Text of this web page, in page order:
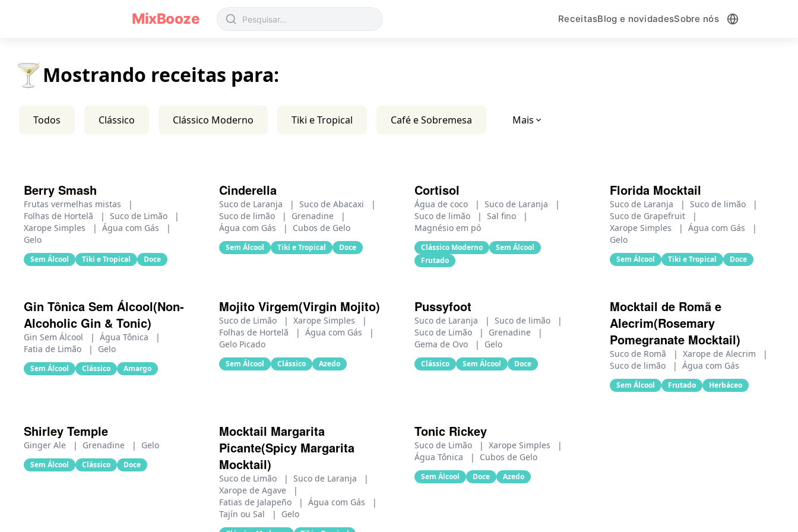
MixBooze ReceitasBlog e novidadesSobre nós
🍸Mostrando receitas para:
Todos Clássico Clássico Moderno Tiki e Tropical Café e Sobremesa Mais
Berry Smash
Frutas vermelhas mistas
|
Folhas de Hortelã
| Suco de Limão
|
Xarope Simples
| Água com Gás
|
Gelo
Sem Álcool Tiki e Tropical Doce
Cinderella
Suco de Laranja | Suco de Abacaxi
|
Suco de limão
| Grenadine
|
Água com Gás
| Cubos de Gelo
Sem Álcool Tiki e Tropical Doce
Cortisol
Água de coco | Suco de Laranja
|
Suco de limão
| Sal fino
|
Magnésio em pó
Clássico Moderno
Sem Álcool
Frutado
Florida Mocktail
Suco de Laranja | Suco de limão
|
Suco de Grapefruit
|
Xarope Simples
| Água com Gás
|
Gelo
Sem Álcool Tiki e Tropical Doce
Gin Tônica Sem Álcool(Non-
Alcoholic Gin & Tonic)
Gin Sem Álcool | Água Tônica
|
Fatia de Limão
| Gelo
Sem Álcool Clássico Amargo
Mojito Virgem(Virgin Mojito)
Suco de Limão | Xarope Simples
|
Folhas de Hortelã
| Água com Gás
|
Gelo Picado
Sem Álcool Clássico Azedo
Pussyfoot
Suco de Laranja | Suco de limão
|
Suco de Limão
| Grenadine
|
Gema de Ovo
| Gelo
Clássico Sem Álcool Doce
Mocktail de Romã e
Alecrim(Rosemary
Pomegranate Mocktail)
Suco de Romã | Xarope de Alecrim
|
Suco de limão
| Água com Gás
Sem Álcool Frutado Herbáceo
Shirley Temple
Ginger Ale | Grenadine | Gelo
Sem Álcool Clássico Doce
Mocktail Margarita
Picante(Spicy Margarita
Mocktail)
Suco de Limão | Suco de Laranja
|
Xarope de Agave
|
Fatias de Jalapeño
| Água com Gás
|
Tajín ou Sal
| Gelo
Tonic Rickey
Suco de Limão | Xarope Simples
|
Água Tônica
| Cubos de Gelo
Sem Álcool Doce Azedo